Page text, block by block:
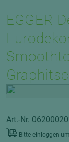
EGGER
Art.-Nr.
Bitte einloggen